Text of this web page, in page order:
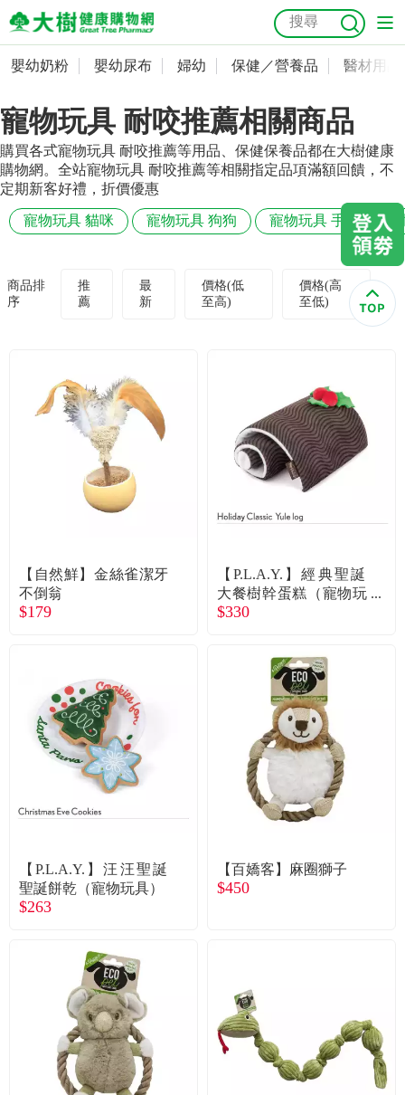
嬰幼奶粉
嬰幼尿布
婦幼
保健／營養品
食品／健康食補
優惠活動
關於我們
購物流程
會員專區
常見問題
折價券、紅利說明
抗菌 尿布 大樹獨家 益生菌 魚油 幼兒米餅 貓砂
奶瓶奶嘴
會員資料及密碼修改
常用收件人清單
訂單查詢
收藏清單
優惠券查詢
嬰幼奶粉 嬰幼尿布 婦幼 保健／營養品 醫材用品
寵物玩具 耐咬推薦相關商品
購買各式寵物玩具 耐咬推薦等用品、保健保養品都在大樹健康
購物網。全站寵物玩具 耐咬推薦等相關指定品項滿額回饋，不
定期新客好禮，折價優惠
寵物玩具 貓咪 寵物玩具 狗狗 寵物玩具 手工
商品排
序
推
薦
最
新
價格(低
至高)
價格(高
至低)
【自然鮮】金絲雀潔牙
不倒翁
$179
【P.L.A.Y.】經典聖誕
大餐樹幹蛋糕（寵物玩
具）
$330
【P.L.A.Y.】汪汪聖誕
聖誕餅乾（寵物玩具）
$263
【百嬌客】麻圈獅子
$450